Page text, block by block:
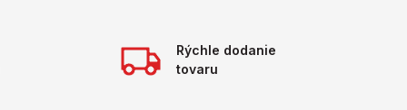
Rýchle dodanie
tovaru